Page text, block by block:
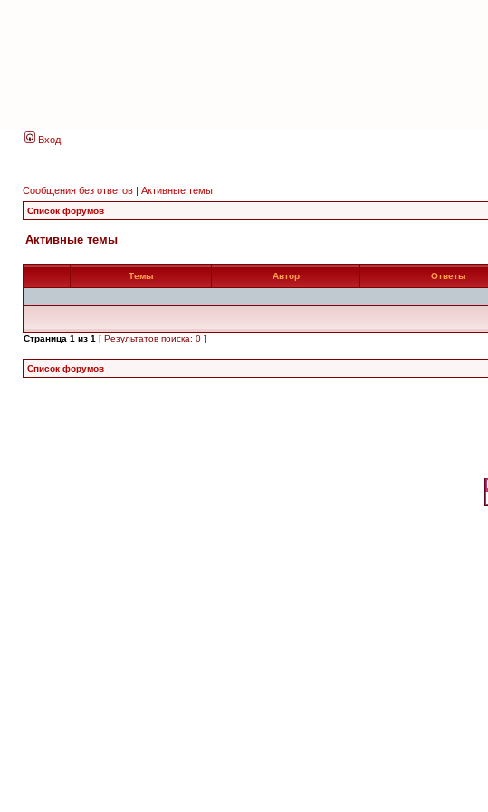
Вход
Сообщения без ответов | Активные темы
Список форумов
Активные темы
Темы Автор Ответы
Страница 1 из 1 [ Результатов поиска: 0 ]
Список форумов